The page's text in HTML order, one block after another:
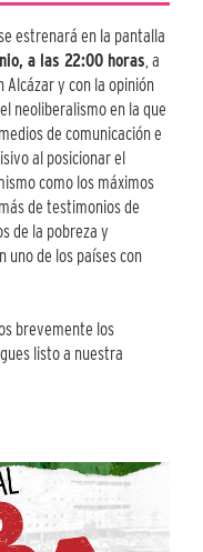
estrenará en la pantalla
a las 22:00 horas, a
Alcázar y con la opinión
neoliberalismo en la que
de comunicación e
al posicionar el
como los máximos
de testimonios de
de la pobreza y
uno de los países con
brevemente los
listo a nuestra